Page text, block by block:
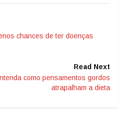
chances de ter doenças
Read Next
como pensamentos gordos
atrapalham a dieta